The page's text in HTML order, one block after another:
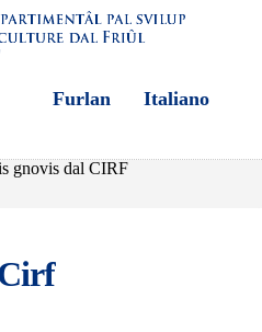
Furlan Italiano
gnovis dal CIRF